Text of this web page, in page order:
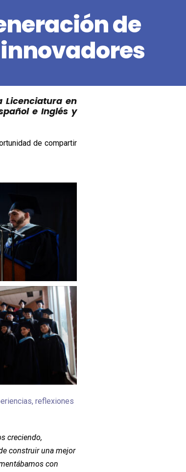
de
Licenciatura en
e Inglés y
de compartir
reflexiones
creciendo,
construir una mejor
con